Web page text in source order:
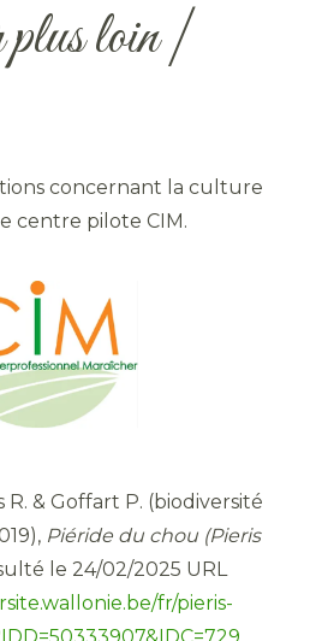
loin |
concernant la culture
centre pilote CIM.
R. & Goffart P. (biodiversité
Piéride du chou (Pieris
le 24/02/2025 URL
fr/pieris-